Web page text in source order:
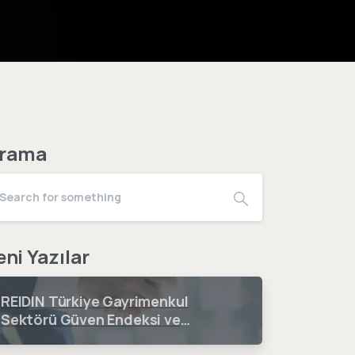
Yazılar
REIDIN Türkiye Gayrimenkul
Sektörü Güven Endeksi ve
Fiyat Beklenti Endeksi 2026 3.